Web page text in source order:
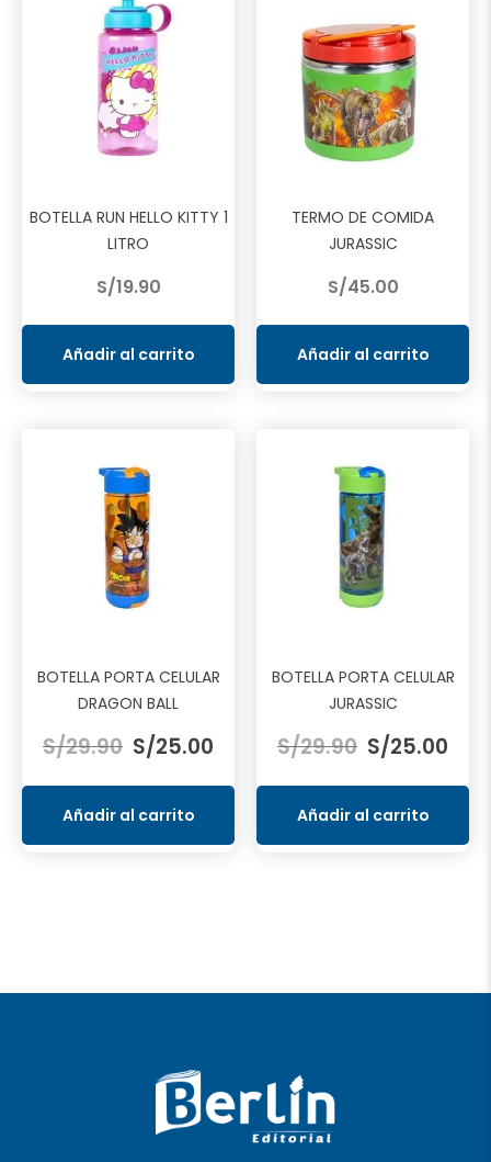
BOTELLA RUN HELLO KITTY 1
LITRO
S/19.90
Añadir al carrito
TERMO DE COMIDA
JURASSIC
S/45.00
Añadir al carrito
BOTELLA PORTA CELULAR
DRAGON BALL
S/29.90 precio
original
era:
S/29.90.
S/25.00
actual
S/25.00.
Añadir al carrito
BOTELLA PORTA CELULAR
JURASSIC
S/29.90 precio
original
era:
S/29.90.
S/25.00
S/
Añadir al carrito